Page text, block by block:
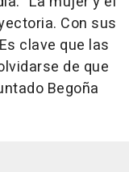
Con sus
clave que las
de que
Begoña